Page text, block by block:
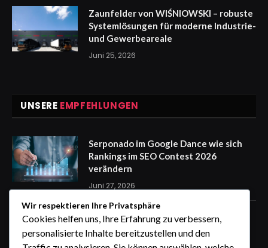
Zaunfelder von WIŚNIOWSKI – robuste
Systemlösungen für moderne Industrie-
und Gewerbeareale
Juni 25, 2026
UNSERE EMPFEHLUNGEN
Serponado im Google Dance wie sich
Rankings im SEO Contest 2026
verändern
Juni 27, 2026
Zaunfelder von WIŚNIOWSKI –
professionelle Lösungen für sichere
Unternehmensgelände
Wir respektieren Ihre Privatsphäre
Cookies helfen uns, Ihre Erfahrung zu verbessern,
personalisierte Inhalte bereitzustellen und den